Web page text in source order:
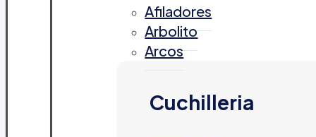
Afiladores
Arbolito
Arcos
Cuchilleria